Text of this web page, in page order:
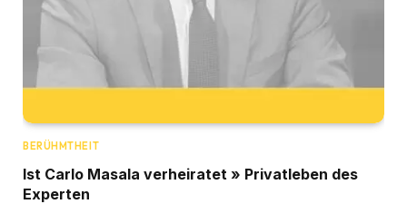
BERÜHMTHEIT
Ist Carlo Masala verheiratet » Privatleben des
Experten